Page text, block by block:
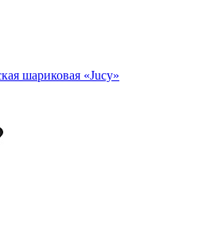
шариковая «Jucy»